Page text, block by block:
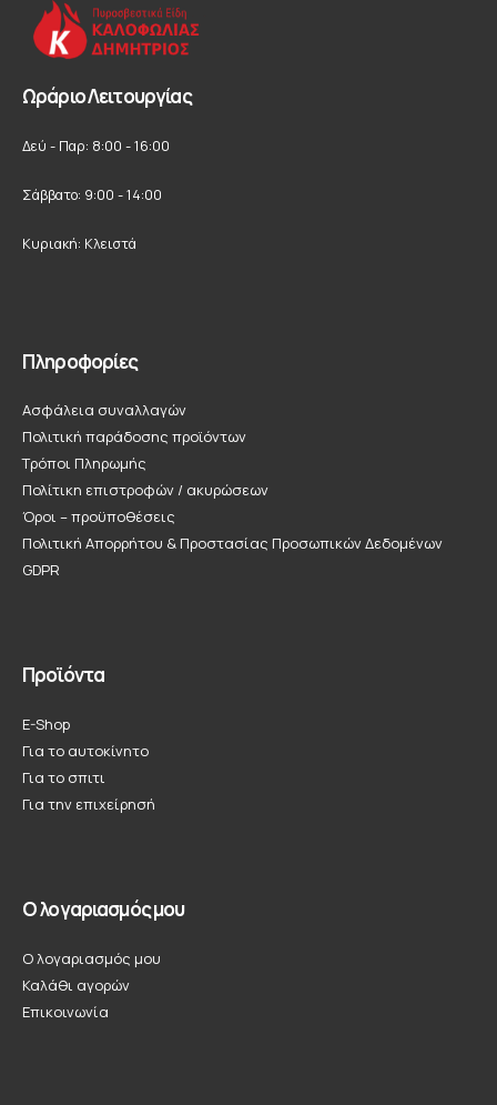
Ωράριο Λειτουργίας
Δεύ - Παρ: 8:00 - 16:00
Σάββατο: 9:00 - 14:00
Κυριακή: Κλειστά
Πληροφορίες
Ασφάλεια συναλλαγών
Πολιτική παράδοσης προϊόντων
Τρόποι Πληρωμής
Πολίτικη επιστροφών / ακυρώσεων
Όροι – προϋποθέσεις
Πολιτική Απορρήτου & Προστασίας Προσωπικών Δεδομένων
GDPR
Προϊόντα
E-Shop
Για το αυτοκίνητο
Για το σπιτι
Για την επιχείρησή
Ο λογαριασμός μου
Ο λογαριασμός μου
Καλάθι αγορών
Επικοινωνία